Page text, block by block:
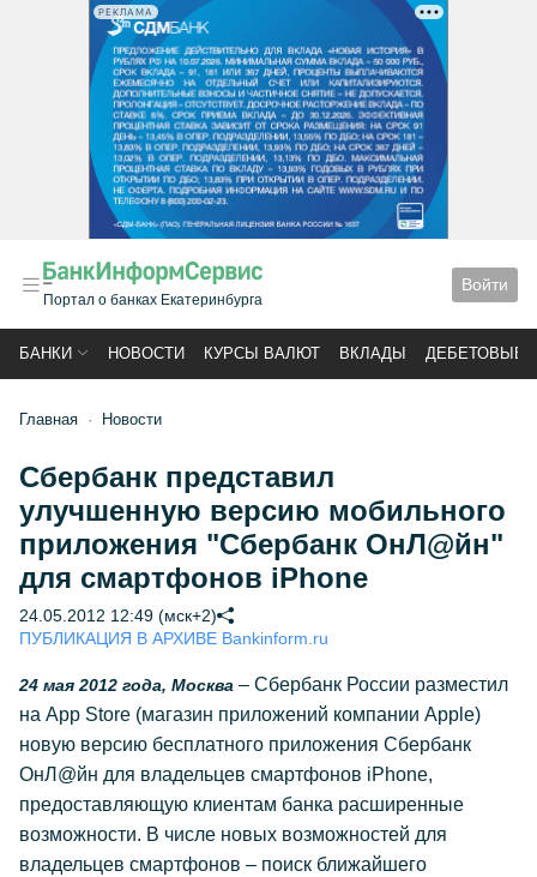
РЕКЛАМА
Портал о банках Екатеринбурга
Войти
БАНКИ НОВОСТИ КУРСЫ ВАЛЮТ ВКЛАДЫ ДЕБЕТОВЫЕ
Главная Новости
Сбербанк представил
улучшенную версию мобильного
приложения "Сбербанк ОнЛ@йн"
для смартфонов iPhone
24.05.2012 12:49 (мск+2)
ПУБЛИКАЦИЯ В АРХИВЕ Bankinform.ru
24 мая 2012 года, Москва – Сбербанк России разместил
на App Store (магазин приложений компании Apple)
новую версию бесплатного приложения Сбербанк
ОнЛ@йн для владельцев смартфонов iPhone,
предоставляющую клиентам банка расширенные
возможности. В числе новых возможностей для
владельцев смартфонов – поиск ближайшего